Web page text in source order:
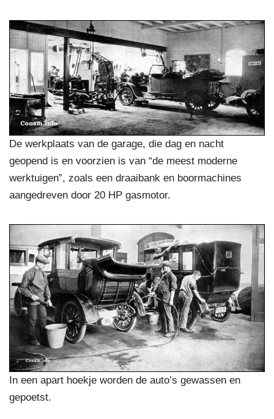
De werkplaats van de garage, die dag en nacht
geopend is en voorzien is van “de meest moderne
werktuigen”, zoals een draaibank en boormachines
aangedreven door 20 HP gasmotor.
In een apart hoekje worden de auto’s gewassen en
gepoetst.